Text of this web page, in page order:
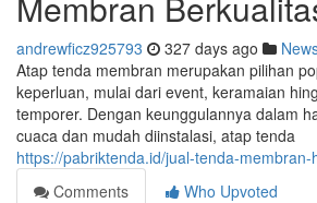
andrewficz925793 327 days ago
Atap tenda membran merupakan pilihan
keperluan, mulai dari event, keramaian
temporer. Dengan keunggulannya dalam
cuaca dan mudah diinstalasi, atap tenda
https://pabriktenda.id/jual-tenda-
Comments
Who Upvoted